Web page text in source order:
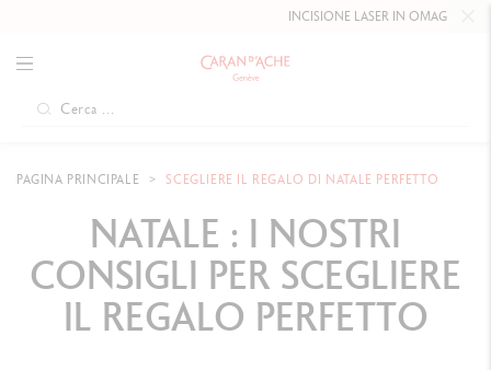
INCISIONE LASER IN OMAGGIO FINO AL
PAGINA PRINCIPALE SCEGLIERE IL REGALO DI NATALE PERFETTO
NATALE : I NOSTRI
CONSIGLI PER SCEGLIERE
IL REGALO PERFETTO